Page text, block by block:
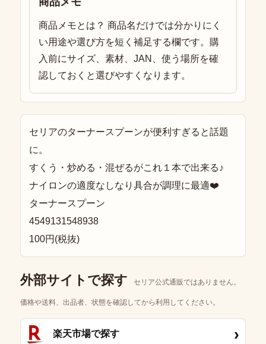
商品メモとは？ 商品名だけでは分かりにく
い用途や選び方を短く補足する欄です。購
入前にサイズ、素材、JAN、使う場所を確
認しておくと選びやすくなります。
セリアのターナースプーンが便利すぎると話題
に。
すくう・炒める・混ぜるがこれ１本で出来る♪
ナイロンの適度なしなり具合が調理に最適❤️
ターナースプーン
4549131548938
100円(税抜)
外部サイトで探す セリア公式通販ではありません。
価格や送料、出品者、状態を確認してから利用してください。
楽天市場で探す ›